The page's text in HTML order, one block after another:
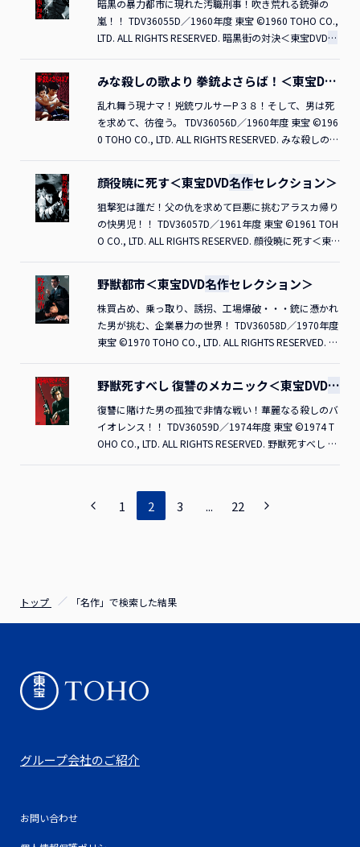
暗黒の暴力都市に現れた汚職刑事！吹き荒れる銃弾の
嵐！！ TDV36055D／1960年度 東宝 ©1960 TOHO CO.,
LTD. ALL RIGHTS RESERVED. 暗黒街の対決＜東宝DVD名
みな殺しの歌より 拳銃よさらば！＜東宝DVD
名作セレクション＞
乱れ舞う現ナマ！兇銃ワルサーP３８！そして、男は死
を求めて、彷徨う。 TDV36056D／1960年度 東宝 ©196
0 TOHO CO., LTD. ALL RIGHTS RESERVED. みな殺しの歌
顔役暁に死す＜東宝DVD名作セレクション＞
狙撃犯は誰だ！父の仇を求めて巨悪に挑むアラスカ帰り
の快男児！！ TDV36057D／1961年度 東宝 ©1961 TOH
O CO., LTD. ALL RIGHTS RESERVED. 顔役暁に死す＜東
野獣都市＜東宝DVD名作セレクション＞
株買占め、乗っ取り、誘拐、工場爆破・・・銃に憑かれ
た男が挑む、企業暴力の世界！ TDV36058D／1970年度
東宝 ©1970 TOHO CO., LTD. ALL RIGHTS RESERVED. 野
野獣死すべし 復讐のメカニック＜東宝DVD名
作セレクション＞
復讐に賭けた男の孤独で非情な戦い！華麗なる殺しのバ
イオレンス！！ TDV36059D／1974年度 東宝 ©1974 T
OHO CO., LTD. ALL RIGHTS RESERVED. 野獣死すべし 復
1 2 3 ... 22
トップ 「名作」で検索した結果
グループ会社のご紹介
お問い合わせ